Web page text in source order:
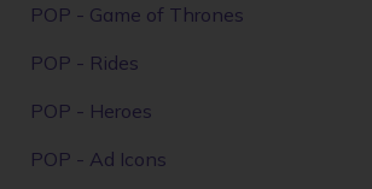
POP - Game of Thrones
POP - Rides
POP - Heroes
POP - Ad Icons